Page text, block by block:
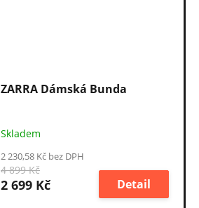
ZARRA Dámská Bunda
Skladem
2 230,58 Kč bez DPH
4 899 Kč
2 699 Kč Detail